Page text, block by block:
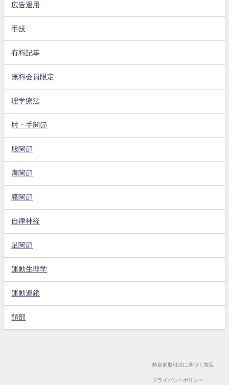
広告運用
手技
有料記事
無料会員限定
理学療法
肘・手関節
股関節
肩関節
膝関節
自律神経
足関節
運動生理学
運動連鎖
頚部
特定商取引法に基づく表記
プライバシーポリシー